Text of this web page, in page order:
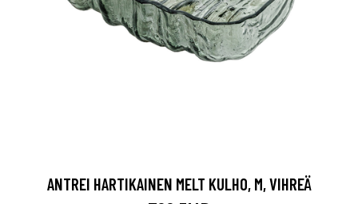
ANTREI HARTIKAINEN MELT KULHO, M, VIHREÄ